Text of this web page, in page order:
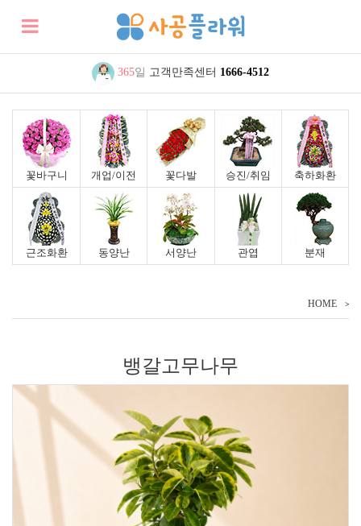
365일 고객만족센터 1666-4512
꽃바구니 개업/이전 꽃다발 승진/취임 축하화환
근조화환 동양난 서양난 관엽 분재
HOME
뱅갈고무나무